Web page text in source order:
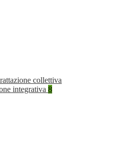
collettiva
integrativa 8